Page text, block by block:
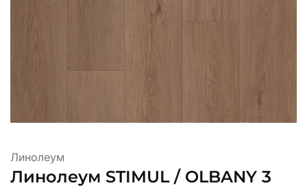
Линолеум
Линолеум STIMUL / OLBANY 3